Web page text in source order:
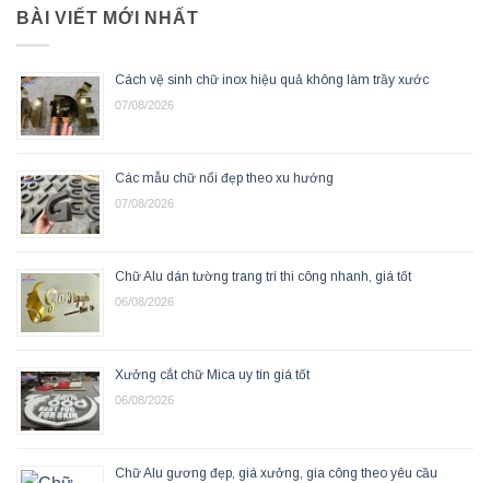
BÀI VIẾT MỚI NHẤT
Cách vệ sinh chữ inox hiệu quả không làm trầy xước
07/08/2026
Các mẫu chữ nổi đẹp theo xu hướng
07/08/2026
Chữ Alu dán tường trang trí thi công nhanh, giá tốt
06/08/2026
Xưởng cắt chữ Mica uy tín giá tốt
06/08/2026
Chữ Alu gương đẹp, giá xưởng, gia công theo yêu cầu